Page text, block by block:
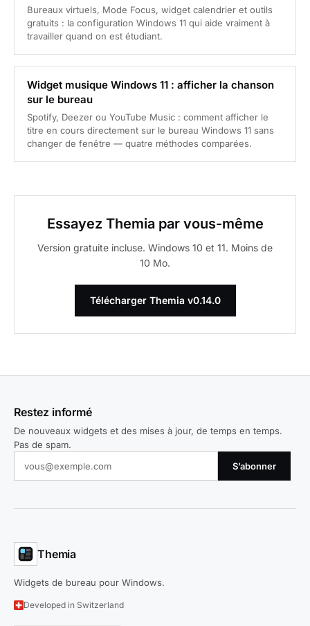
Bureaux virtuels, Mode Focus, widget calendrier et outils
gratuits : la configuration Windows 11 qui aide vraiment à
travailler quand on est étudiant.
Widget musique Windows 11 : afficher la chanson
sur le bureau
Spotify, Deezer ou YouTube Music : comment afficher le
titre en cours directement sur le bureau Windows 11 sans
changer de fenêtre — quatre méthodes comparées.
Essayez Themia par vous-même
Version gratuite incluse. Windows 10 et 11. Moins de
10 Mo.
Télécharger Themia v0.14.0
Restez informé
De nouveaux widgets et des mises à jour, de temps en temps.
Pas de spam.
S’abonner
Themia
Widgets de bureau pour Windows.
Developed in Switzerland